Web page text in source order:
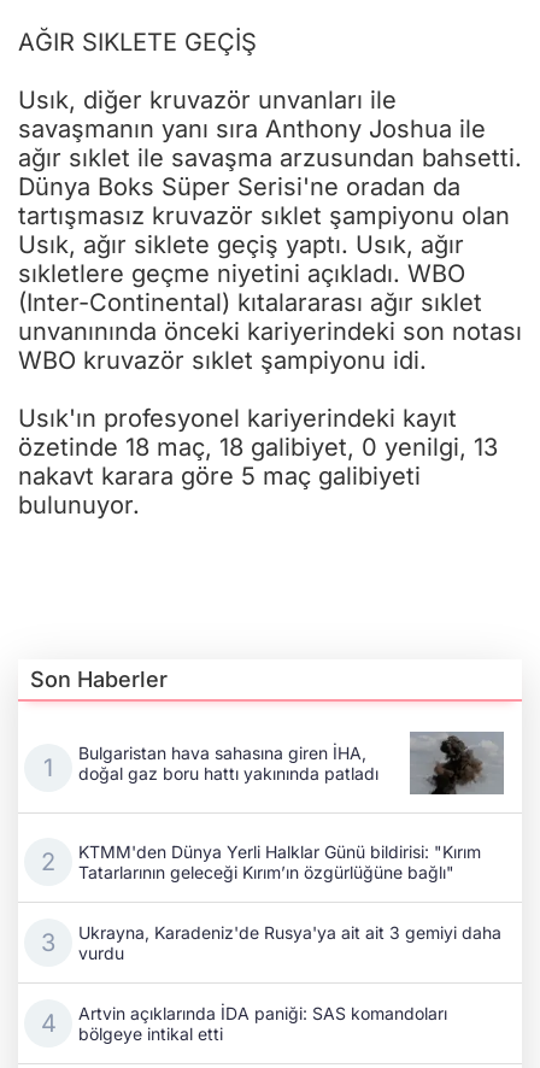
AĞIR SIKLETE GEÇİŞ
Usık, diğer kruvazör unvanları ile
savaşmanın yanı sıra Anthony Joshua ile
ağır sıklet ile savaşma arzusundan bahsetti.
Dünya Boks Süper Serisi'ne oradan da
tartışmasız kruvazör sıklet şampiyonu olan
Usık, ağır siklete geçiş yaptı. Usık, ağır
sıkletlere geçme niyetini açıkladı. WBO
(Inter-Continental) kıtalararası ağır sıklet
unvanınında önceki kariyerindeki son notası
WBO kruvazör sıklet şampiyonu idi.
Usık'ın profesyonel kariyerindeki kayıt
özetinde 18 maç, 18 galibiyet, 0 yenilgi, 13
nakavt karara göre 5 maç galibiyeti
bulunuyor.
Son Haberler
Bulgaristan hava sahasına giren İHA,
doğal gaz boru hattı yakınında patladı
KTMM'den Dünya Yerli Halklar Günü bildirisi: "Kırım
Tatarlarının geleceği Kırım’ın özgürlüğüne bağlı"
Ukrayna, Karadeniz'de Rusya'ya ait ait 3 gemiyi daha
vurdu
Artvin açıklarında İDA paniği: SAS komandoları
bölgeye intikal etti